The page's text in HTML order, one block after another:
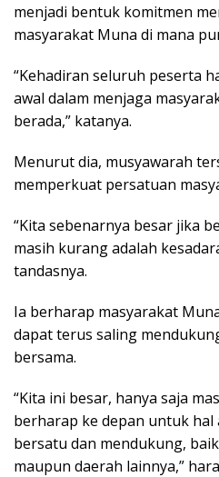
menjadi bentuk komitmen
masyarakat Muna di mana
“Kehadiran seluruh peserta
awal dalam menjaga
berada,” katanya.
Menurut dia, musyawarah
memperkuat persatuan
“Kita sebenarnya besar jika
masih kurang adalah
tandasnya.
Ia berharap masyarakat
dapat terus saling
bersama.
“Kita ini besar, hanya saja
berharap ke depan untuk
bersatu dan mendukung,
maupun daerah lainnya,”